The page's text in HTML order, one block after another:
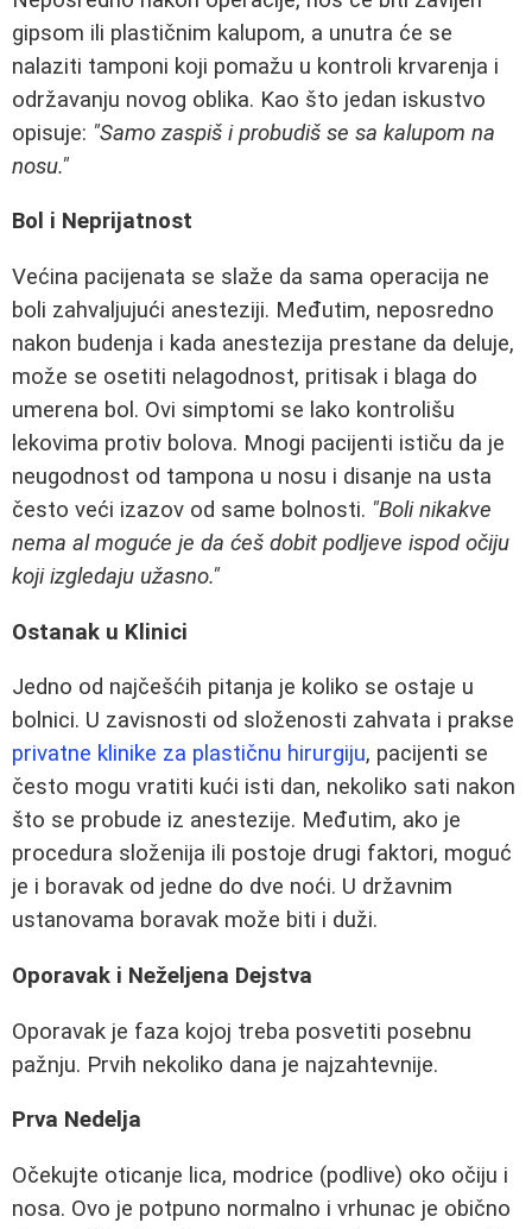
gipsom ili plastičnim kalupom, a unutra će se
nalaziti tamponi koji pomažu u kontroli krvarenja i
održavanju novog oblika. Kao što jedan iskustvo
opisuje: "Samo zaspiš i probudiš se sa kalupom na
nosu."
Bol i Neprijatnost
Većina pacijenata se slaže da sama operacija ne
boli zahvaljujući anesteziji. Međutim, neposredno
nakon budenja i kada anestezija prestane da deluje,
može se osetiti nelagodnost, pritisak i blaga do
umerena bol. Ovi simptomi se lako kontrolišu
lekovima protiv bolova. Mnogi pacijenti ističu da je
neugodnost od tampona u nosu i disanje na usta
često veći izazov od same bolnosti. "Boli nikakve
nema al moguće je da ćeš dobit podljeve ispod očiju
koji izgledaju užasno."
Ostanak u Klinici
Jedno od najčešćih pitanja je koliko se ostaje u
bolnici. U zavisnosti od složenosti zahvata i prakse
privatne klinike za plastičnu hirurgiju, pacijenti se
često mogu vratiti kući isti dan, nekoliko sati nakon
što se probude iz anestezije. Međutim, ako je
procedura složenija ili postoje drugi faktori, moguć
je i boravak od jedne do dve noći. U državnim
ustanovama boravak može biti i duži.
Oporavak i Neželjena Dejstva
Oporavak je faza kojoj treba posvetiti posebnu
pažnju. Prvih nekoliko dana je najzahtevnije.
Prva Nedelja
Očekujte oticanje lica, modrice (podlivе) oko očiju i
nosа. Ovo je potpuno normalno i vrhunac je obično